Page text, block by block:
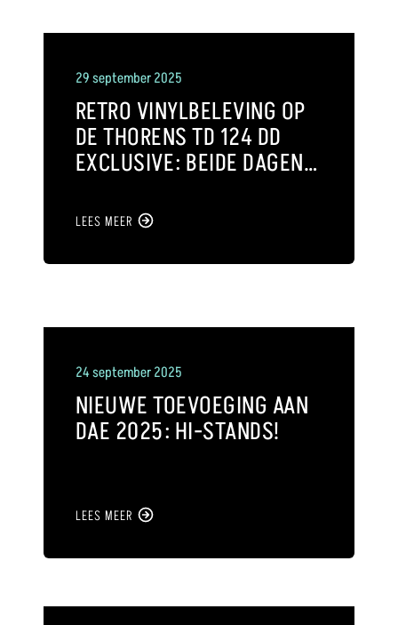
29 september 2025
RETRO VINYLBELEVING OP
DE THORENS TD 124 DD
EXCLUSIVE: BEIDE DAGEN
LEES MEER
24 september 2025
NIEUWE TOEVOEGING AAN
DAE 2025: HI-STANDS!
LEES MEER